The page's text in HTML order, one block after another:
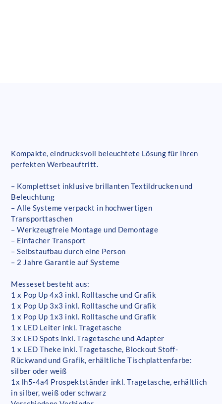
Kompakte, eindrucksvoll beleuchtete Lösung für Ihren
perfekten Werbeauftritt.
– Komplettset inklusive brillanten Textildrucken und
Beleuchtung
– Alle Systeme verpackt in hochwertigen
Transporttaschen
– Werkzeugfreie Montage und Demontage
– Einfacher Transport
– Selbstaufbau durch eine Person
– 2 Jahre Garantie auf Systeme
Messeset besteht aus:
1 x Pop Up 4x3 inkl. Rolltasche und Grafik
1 x Pop Up 3x3 inkl. Rolltasche und Grafik
1 x Pop Up 1x3 inkl. Rolltasche und Grafik
1 x LED Leiter inkl. Tragetasche
3 x LED Spots inkl. Tragetasche und Adapter
1 x LED Theke inkl. Tragetasche, Blockout Stoff-
Rückwand und Grafik, erhältliche Tischplattenfarbe:
silber oder weiß
1x lh5-4a4 Prospektständer inkl. Tragetasche, erhältlich
in silber, weiß oder schwarz